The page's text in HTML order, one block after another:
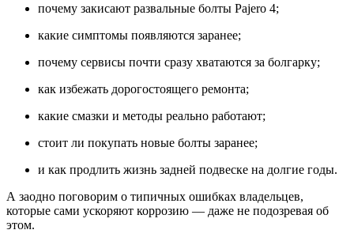
почему закисают развальные болты Pajero 4;
какие симптомы появляются заранее;
почему сервисы почти сразу хватаются за болгарку;
как избежать дорогостоящего ремонта;
какие смазки и методы реально работают;
стоит ли покупать новые болты заранее;
и как продлить жизнь задней подвеске на долгие годы.
А заодно поговорим о типичных ошибках владельцев,
которые сами ускоряют коррозию — даже не подозревая об
этом.